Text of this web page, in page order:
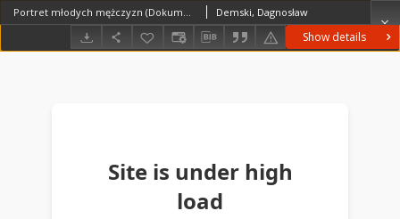
Show details
Portret młodych mężczyzn (Dokument ikonograficzny) Demski, Dagnosław